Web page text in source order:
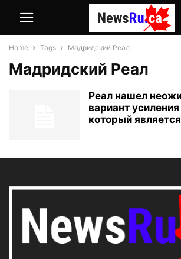
Home Tags Мадридский Реал
Мадридский Реал
Реал нашел
вариант
который